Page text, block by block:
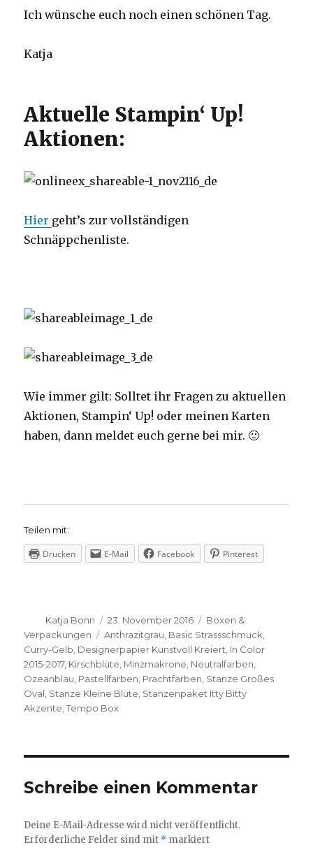
Ich wünsche euch noch einen schönen Tag.
Katja
Aktuelle Stampin‘ Up!
Aktionen:
Hier geht’s zur vollständigen
Schnäppchenliste.
Wie immer gilt: Solltet ihr Fragen zu aktuellen
Aktionen, Stampin‘ Up! oder meinen Karten
haben, dann meldet euch gerne bei mir. 🙂
Teilen mit:
Drucken E-Mail Facebook Pinterest
Autor
Katja Bonn
Veröffentlicht
am
23. November 2016 Kategorien
Boxen &
Verpackungen
Schlagwörter
Anthrazitgrau Basic Strassschmuck
Curry-Gelb Designerpapier Kunstvoll Kreiert In Color
2015-2017, Kirschblüte Minzmakrone Neutralfarben
Ozeanblau Pastellfarben Prachtfarben Stanze Großes
Oval Stanze Kleine Blüte Stanzenpaket Itty Bitty
Akzente ,Tempo Box
Schreibe einen Kommentar
Deine E-Mail-Adresse wird nicht veröffentlicht.
Erforderliche Felder sind mit * markiert